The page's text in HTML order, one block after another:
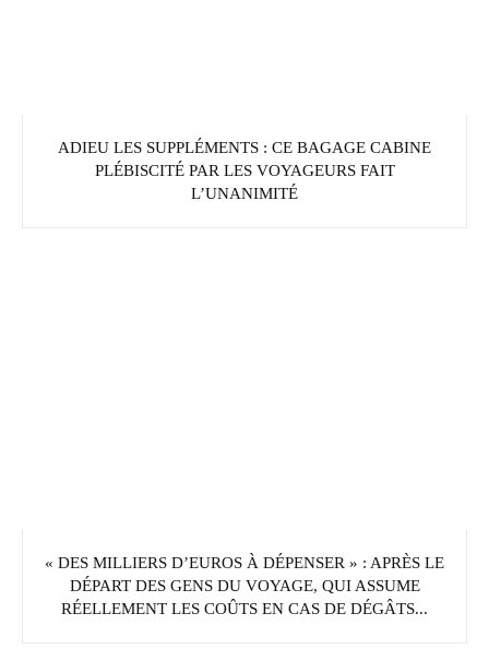
ADIEU LES SUPPLÉMENTS : CE BAGAGE CABINE
PLÉBISCITÉ PAR LES VOYAGEURS FAIT
L’UNANIMITÉ
« DES MILLIERS D’EUROS À DÉPENSER » : APRÈS LE
DÉPART DES GENS DU VOYAGE, QUI ASSUME
RÉELLEMENT LES COÛTS EN CAS DE DÉGÂTS...